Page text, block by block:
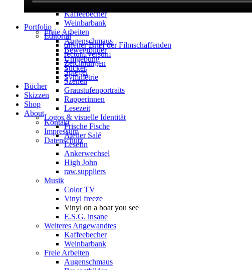
Weiteres Angewandtes
Kaffeebecher
Weinbarbank
Freie Arbeiten
Augenschmaus
Bewegtbilder
Umgebung
Sticker
Symmetrie
Bücher
Skizzen
Shop
About
Kontakt
Impressum
Datenschutz
Portfolio
Editorial
offener Brief der Filmschaffenden
rectum:versum
Zeichnungen
Spiegel
Szenen
Graustufenportraits
Rapperinnen
Lesezeit
Logos & visuelle Identität
Frische Fische
Atelier Salé
Lesefin
Ankerwechsel
High John
raw.suppliers
Musik
Color TV
Vinyl freeze
Vinyl on a boat you see
E.S.G. insane
Weiteres Angewandtes
Kaffeebecher
Weinbarbank
Freie Arbeiten
Augenschmaus